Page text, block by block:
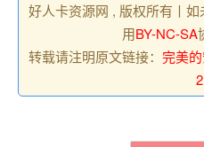
好人卡资源网 , 版权所有丨
用BY-NC-SA
转载请注明原文链接： 完美
2